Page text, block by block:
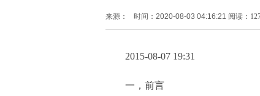
来源： 时间：2020-08-03 04:16:21 阅读：
2015-08-07 19:31
一，前言